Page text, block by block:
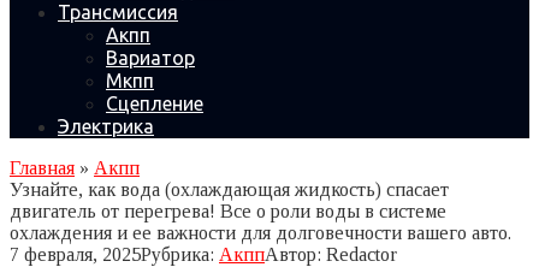
Трансмиссия
Акпп
Вариатор
Мкпп
Сцепление
Электрика
Главная » Акпп
Узнайте, как вода (охлаждающая жидкость) спасает
двигатель от перегрева! Все о роли воды в системе
охлаждения и ее важности для долговечности вашего авто.
7 февраля, 2025Рубрика: АкппАвтор: Redactor